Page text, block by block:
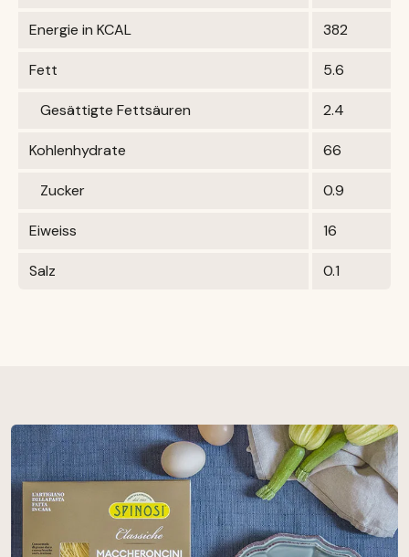
Energie in KCAL 382
Fett 5.6
Gesättigte Fettsäuren 2.4
Kohlenhydrate 66
Zucker 0.9
Eiweiss 16
Salz 0.1